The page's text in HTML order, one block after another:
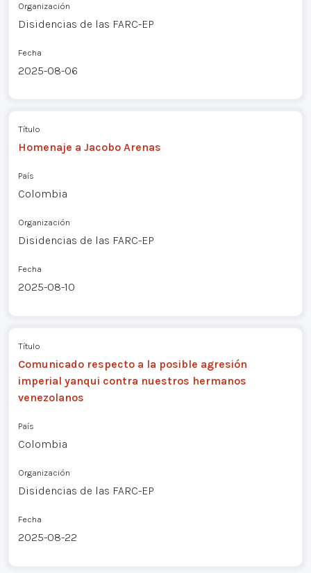
Organización
Disidencias de las FARC-EP
Fecha
2025-08-06
Título
Homenaje a Jacobo Arenas
País
Colombia
Organización
Disidencias de las FARC-EP
Fecha
2025-08-10
Título
Comunicado respecto a la posible agresión
imperial yanqui contra nuestros hermanos
venezolanos
País
Colombia
Organización
Disidencias de las FARC-EP
Fecha
2025-08-22